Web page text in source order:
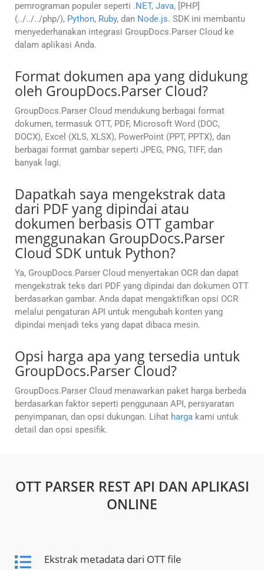
pemrograman populer seperti .NET, Java, [PHP]
(../../../php/), Python, Ruby, dan Node.js. SDK ini membantu
menyederhanakan integrasi GroupDocs.Parser Cloud ke
dalam aplikasi Anda.
Format dokumen apa yang didukung
oleh GroupDocs.Parser Cloud?
GroupDocs.Parser Cloud mendukung berbagai format
dokumen, termasuk OTT, PDF, Microsoft Word (DOC,
DOCX), Excel (XLS, XLSX), PowerPoint (PPT, PPTX), dan
berbagai format gambar seperti JPEG, PNG, TIFF, dan
banyak lagi.
Dapatkah saya mengekstrak data
dari PDF yang dipindai atau
dokumen berbasis OTT gambar
menggunakan GroupDocs.Parser
Cloud SDK untuk Python?
Ya, GroupDocs.Parser Cloud menyertakan OCR dan dapat
mengekstrak teks dari PDF yang dipindai dan dokumen OTT
berdasarkan gambar. Anda dapat mengaktifkan opsi OCR
melalui pengaturan API untuk mengubah konten yang
dipindai menjadi teks yang dapat dibaca mesin.
Opsi harga apa yang tersedia untuk
GroupDocs.Parser Cloud?
GroupDocs.Parser Cloud menawarkan paket harga berbeda
berdasarkan faktor seperti penggunaan API, persyaratan
penyimpanan, dan opsi dukungan. Lihat harga kami untuk
detail dan opsi spesifik.
OTT PARSER REST API DAN APLIKASI
ONLINE
Ekstrak metadata dari OTT file